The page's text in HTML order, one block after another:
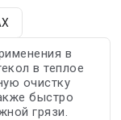
в
в теплое
очистку
быстро
грязи.